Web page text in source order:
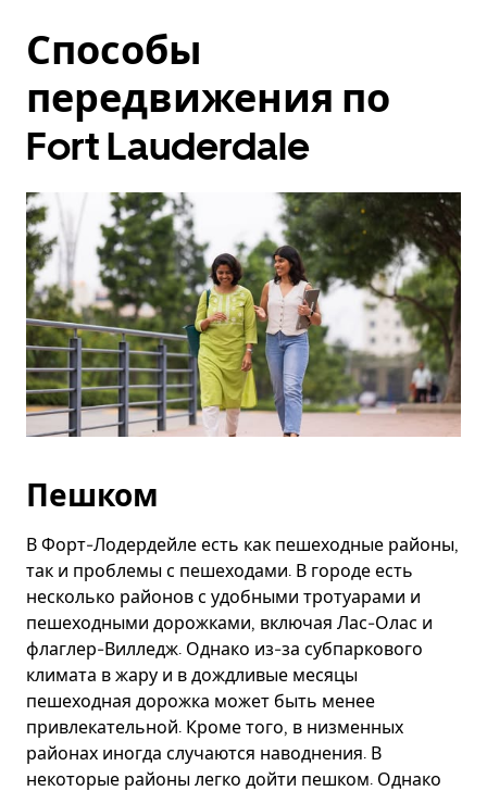
календарю
и
дату.
Чтобы
закрыть
календарь,
Esc.
Способы
передвижения по
Fort Lauderdale
Пешком
В Форт-Лодердейле есть как пешеходные районы,
так и проблемы с пешеходами. В городе есть
несколько районов с удобными тротуарами и
пешеходными дорожками, включая Лас-Олас и
флаглер-Вилледж. Однако из-за субпаркового
климата в жару и в дождливые месяцы
пешеходная дорожка может быть менее
привлекательной. Кроме того, в низменных
районах иногда случаются наводнения. В
некоторые районы легко дойти пешком. Однако